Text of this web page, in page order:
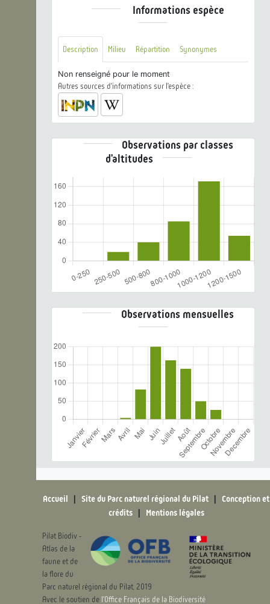
Informations espèce
Description Milieu Répartition Synonymes
Non renseigné pour le moment
Autres sources d'informations sur l'espèce :
Observations par classes
d'altitudes
Observations mensuelles
Accueil | Site du Parc naturel régional du Pilat | Conception et
crédits| Mentions légales
Pilat Biodiv -
Atlas de la
faune et de
la flore du
Parc naturel régional du Pilat, 2019
Avec le soutien de l'Office Français de la Biodiversité